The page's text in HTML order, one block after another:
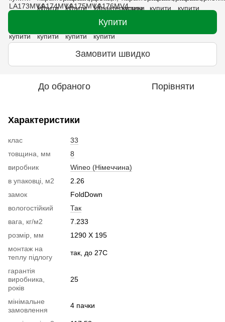
Купити
Замовити швидко
До обраного Порівняти
Характеристики
клас
33
товщина, мм
8
виробник
Wineo (Німеччина)
в упаковці, м2
2.26
замок
FoldDown
вологостійкий
Так
вага, кг/м2
7.233
розмір, мм
1290 Х 195
монтаж на
теплу підлогу
так, до 27С
гарантія
виробника,
років
25
мінімальне
замовлення
4 пачки